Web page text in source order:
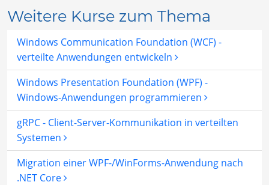
Weitere Kurse zum Thema
Windows Communication Foundation (WCF) -
verteilte Anwendungen entwickeln
Windows Presentation Foundation (WPF) -
Windows-Anwendungen programmieren
gRPC - Client-Server-Kommunikation in verteilten
Systemen
Migration einer WPF-/WinForms-Anwendung nach
.NET Core